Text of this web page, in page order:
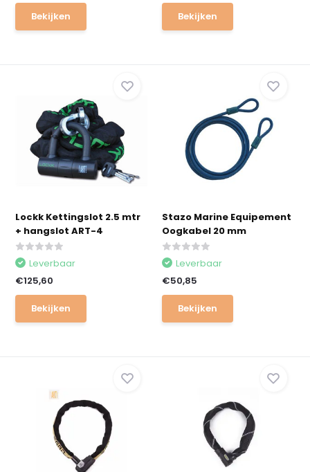
Bekijken Bekijken
Lockk Kettingslot 2.5 mtr
+ hangslot ART-4
Leverbaar
€125,60
Bekijken
Stazo Marine Equipement
Oogkabel 20 mm
Leverbaar
€50,85
Bekijken